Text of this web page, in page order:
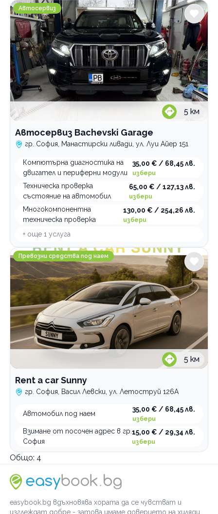
Автосервиз Bachevski Garage
Автосервиз
5 км
Автосервиз Bachevski Garage
гр. София, Манастирски ливади, ул. Луи Айер 151
Компютърна диагностика на
двигател и периферни модули
35,00 € / 68,45 лв.
избери
Техническа проверка
състояние на автомобил
65,00 € / 127,13 лв.
избери
Многокомпонентна
техническа проверка
130,00 € / 254,26 лв.
избери
+ още 1 услуга
Rent a car Sunny
Превозни средства под наем
5 км
Rent a car Sunny
гр. София, Васил Левски, ул. Летоструй 126А
Автомобил под наем
35,00 € / 68,45 лв.
избери
Взимане от посочен адрес в гр.
София
15,00 € / 29,34 лв.
избери
Общо: 4
easybook.bg вдъхновява хората да се чувстват и
изглеждат добре - затова имаме доверието на хиляди